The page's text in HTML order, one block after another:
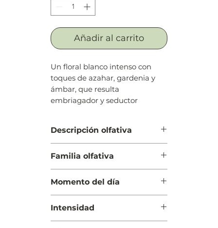
Añadir al carrito
Un floral blanco intenso con
toques de azahar, gardenia y
ámbar, que resulta
embriagador y seductor
Descripción olfativa
siciliana, bergamota y jazmín
Cuerpo: Flor de azahar del naranjo
y gardenia
Familia olfativa
Momento del día
Intensidad